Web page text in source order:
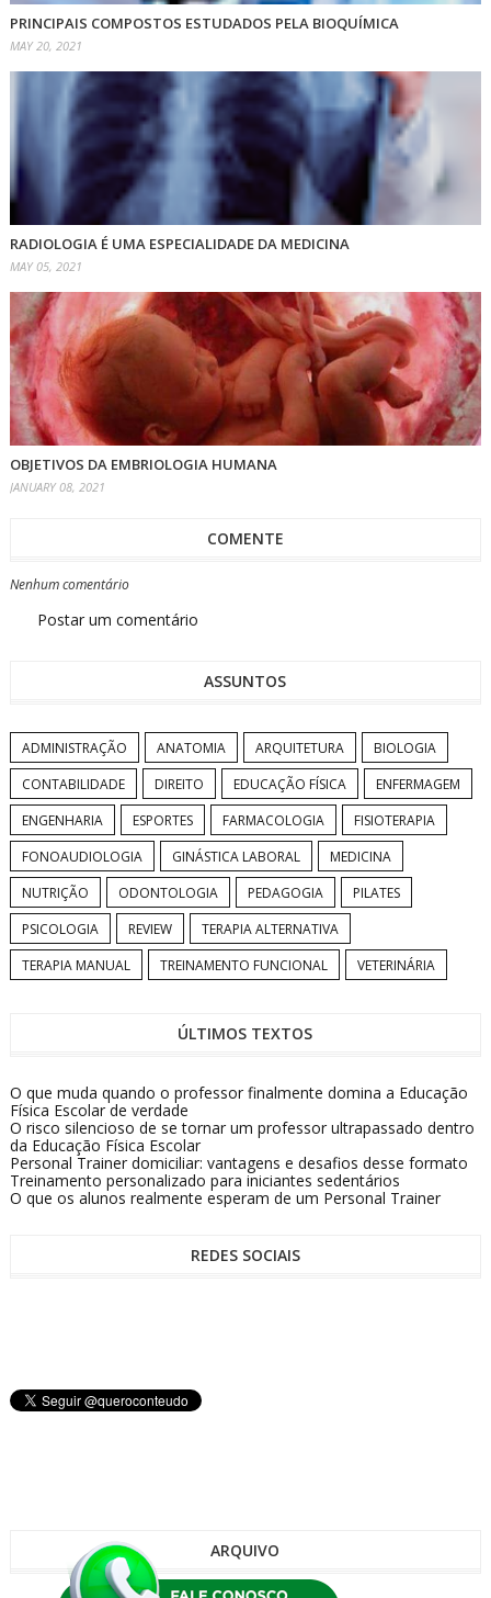
PRINCIPAIS COMPOSTOS ESTUDADOS PELA BIOQUÍMICA
MAY 20, 2021
RADIOLOGIA É UMA ESPECIALIDADE DA MEDICINA
MAY 05, 2021
OBJETIVOS DA EMBRIOLOGIA HUMANA
JANUARY 08, 2021
COMENTE
Nenhum comentário
Postar um comentário
ASSUNTOS
ADMINISTRAÇÃO ANATOMIA ARQUITETURA
BIOLOGIA
CONTABILIDADE
DIREITO EDUCAÇÃO FÍSICA
ENFERMAGEM
ENGENHARIA
ESPORTES FARMACOLOGIA
FISIOTERAPIA
FONOAUDIOLOGIA
GINÁSTICA LABORAL
MEDICINA
NUTRIÇÃO
ODONTOLOGIA PEDAGOGIA
PILATES
PSICOLOGIA
REVIEW
TERAPIA ALTERNATIVA
TERAPIA MANUAL
TREINAMENTO FUNCIONAL VETERINÁRIA
ÚLTIMOS TEXTOS
O que muda quando o professor finalmente domina a Educação
Física Escolar de verdade
O risco silencioso de se tornar um professor ultrapassado dentro
da Educação Física Escolar
Personal Trainer domiciliar: vantagens e desafios desse formato
Treinamento personalizado para iniciantes sedentários
O que os alunos realmente esperam de um Personal Trainer
REDES SOCIAIS
ARQUIVO